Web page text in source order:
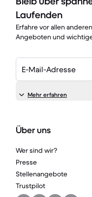
Laufenden
Erfahre vor allen
Angeboten und
E-Mail-Adresse
Mehr erfahren
Über uns
Wer sind wir?
Presse
Stellenangebote
Trustpilot